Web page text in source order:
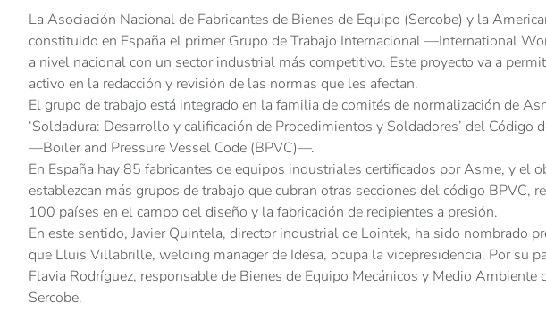
La Asociación Nacional de Fabricantes de Bienes de Equipo (Sercobe) y la
constituido en España el primer Grupo de Trabajo Internacional —International
a nivel nacional con un sector industrial más competitivo. Este proyecto va a
activo en la redacción y revisión de las normas que les afectan.
El grupo de trabajo está integrado en la familia de comités de normalización de
‘Soldadura: Desarrollo y calificación de Procedimientos y Soldadores’ del Código
—Boiler and Pressure Vessel Code (BPVC)—.
En España hay 85 fabricantes de equipos industriales certificados por Asme, y el
establezcan más grupos de trabajo que cubran otras secciones del código BPVC,
100 países en el campo del diseño y la fabricación de recipientes a presión.
En este sentido, Javier Quintela, director industrial de Lointek, ha sido nombrado
que Lluis Villabrille, welding manager de Idesa, ocupa la vicepresidencia. Por su
Flavia Rodríguez, responsable de Bienes de Equipo Mecánicos y Medio Ambiente
Sercobe.